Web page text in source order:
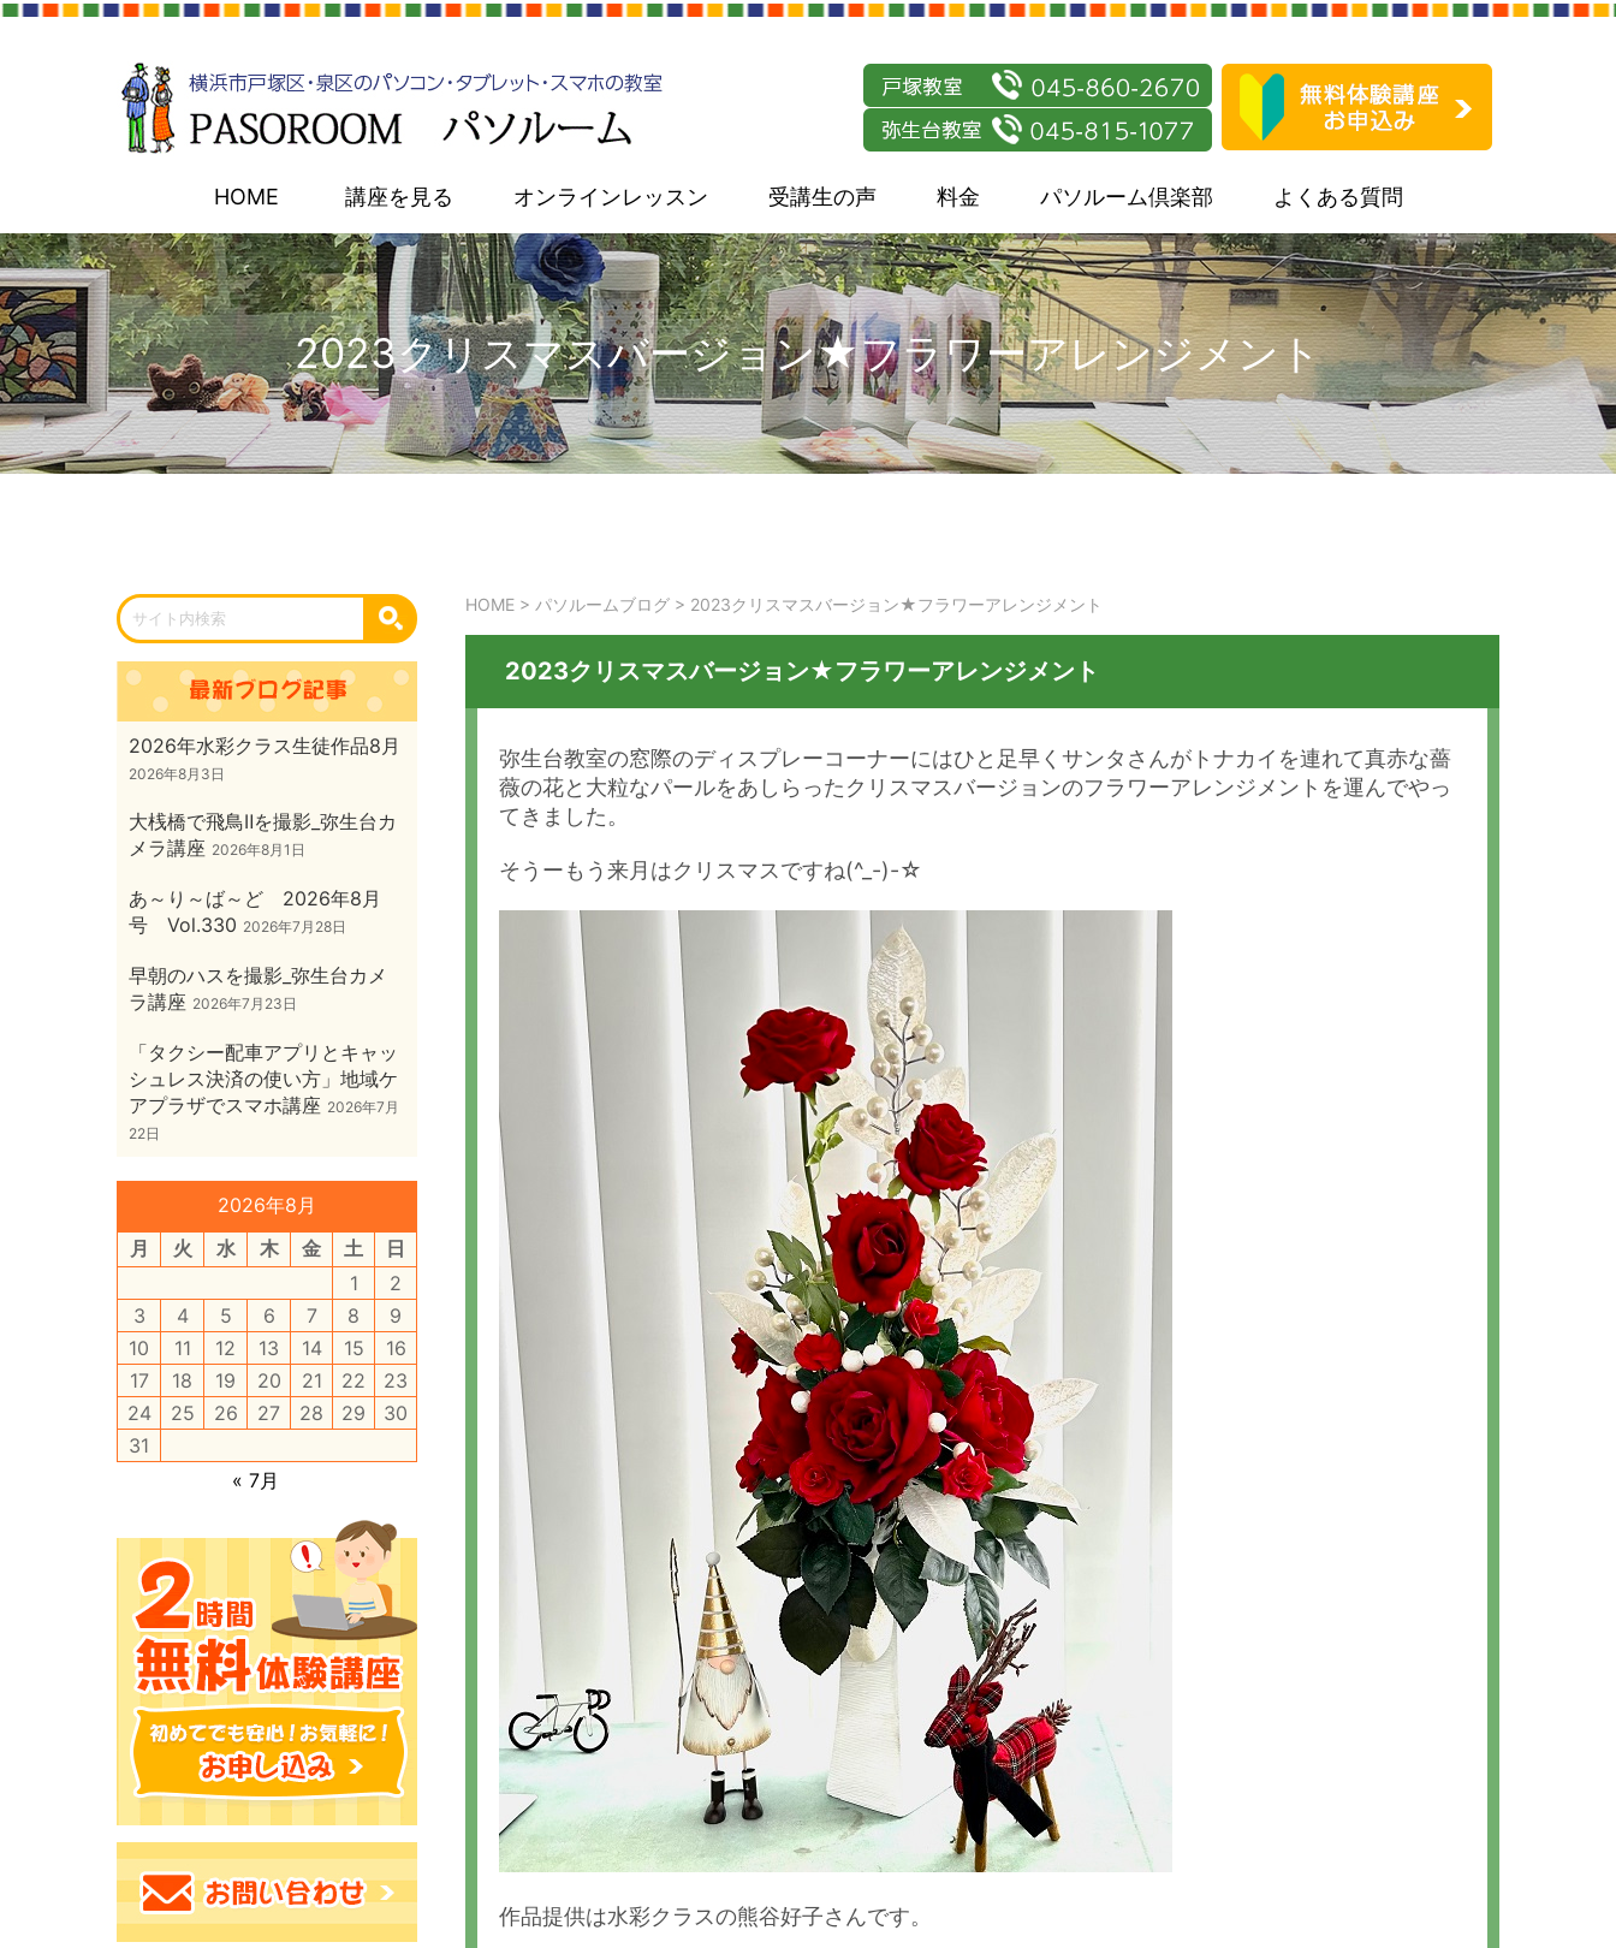
HOME 講座を見る オンラインレッスン 受講生の声 料金 パソルーム倶楽部 よくある質問
2023クリスマスバージョン★フラワーアレンジメント
HOME > パソルームブログ > 2023クリスマスバージョン★フラワーアレンジメント
2023クリスマスバージョン★フラワーアレンジメント
弥生台教室の窓際のディスプレーコーナーにはひと足早くサンタさんがトナカイを連れて真赤な薔
薇の花と大粒なパールをあしらったクリスマスバージョンのフラワーアレンジメントを運んでやっ
てきました。
そうーもう来月はクリスマスですね(^_-)-☆
作品提供は水彩クラスの熊谷好子さんです。
2026年水彩クラス生徒作品8月
2026年8月3日
大桟橋で飛鳥Ⅱを撮影_弥生台カ
メラ講座 2026年8月1日
あ～り～ば～ど 2026年8月
号 Vol.330 2026年7月28日
早朝のハスを撮影_弥生台カメ
ラ講座 2026年7月23日
「タクシー配車アプリとキャッ
シュレス決済の使い方」地域ケ
アプラザでスマホ講座 2026年7月
22日
2026年8月
月
火 水 木 金 土
日
1
2
3
4 5 6 7 8
9
10
11 12 13 14 15
16
17
18 19 20 21 22
23
24
25 26 27 28 29
30
31
« 7月